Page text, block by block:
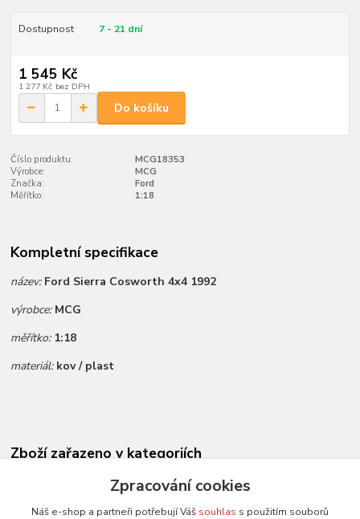
Dostupnost 7 - 21 dní
1 545 Kč
1 277 Kč bez DPH
Do košíku
Číslo produktu:
MCG18353
Výrobce:
MCG
Značka:
Ford
Měřítko:
1:18
Kompletní specifikace
název: Ford Sierra Cosworth 4x4 1992
výrobce: MCG
měřítko: 1:18
materiál: kov / plast
Zboží zařazeno v kategoriích
Novinky dle data přidání
Všechny modely
Zpracování cookies
Náš e-shop a partneři potřebují Váš souhlas s použitím souborů